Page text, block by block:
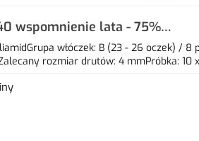
wspomnienie lata - 75%
włóczek: B (23 - 26 oczek) / 8
rozmiar drutów: 4 mmPróbka: 10